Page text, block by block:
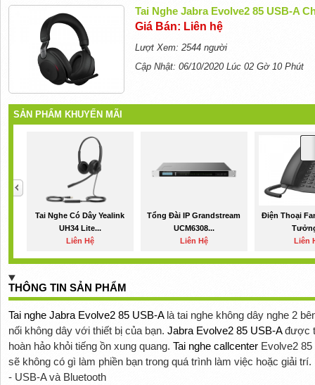
Tai Nghe Jabra Evolve2 85 USB-A
Giá Bán: Liên hệ
Lượt Xem: 2544 người
Cập Nhật: 06/10/2020 Lúc 02 Gờ 10 Phút
SẢN PHẨM KHUYẾN MÃI
Tai Nghe Có Dây Yealink
UH34 Lite...
Liên Hệ
Tổng Đài IP Grandstream
UCM6308...
Liên Hệ
Điện Thoại
Liên
THÔNG TIN SẢN PHẨM
Tai nghe Jabra Evolve2 85 USB-Alà tai nghe không dây nghe 2
nối không dây với thiết bị của bạn. Jabra Evolve2 85 USB-Ađược
hoàn hảo khỏi tiếng ồn xung quang. Tai nghe callcenterEvolve2 85
sẽ không có gì làm phiền bạn trong quá trình làm việc hoặc giải trí.
- USB-A và Bluetooth